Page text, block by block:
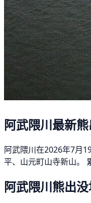
阿武隈川最新
阿武隈川在2026年7月
平、山元町山寺新山。
阿武隈川熊出